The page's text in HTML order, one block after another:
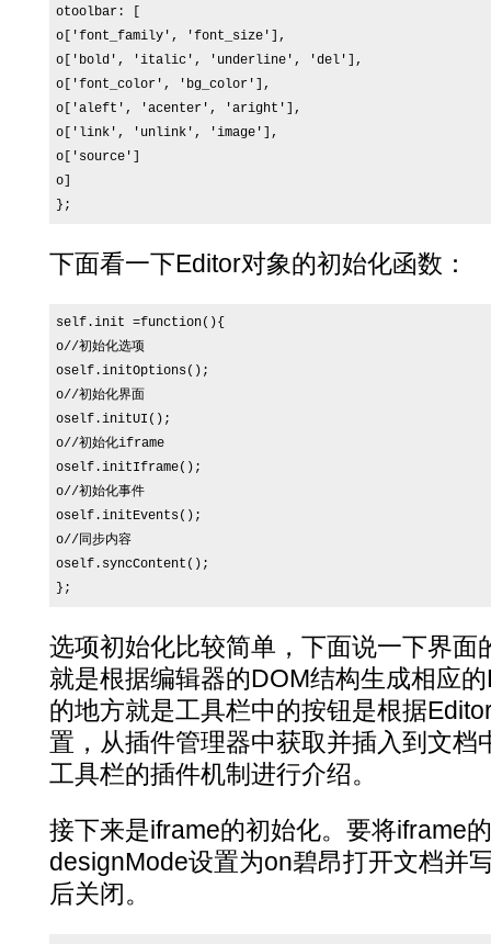
otoolbar: [
o['font_family', 'font_size'],
o['bold', 'italic', 'underline', 'del'],
o['font_color', 'bg_color'],
o['aleft', 'acenter', 'aright'],
o['link', 'unlink', 'image'],
o['source']
o]
};
下面看一下Editor对象的初始化函数：
self.init =function(){
o//初始化选项
oself.initOptions();
o//初始化界面
oself.initUI();
o//初始化iframe
oself.initIframe();
o//初始化事件
oself.initEvents();
o//同步内容
oself.syncContent();
};
选项初始化比较简单，下面说一下界面
就是根据编辑器的DOM结构生成相应
的地方就是工具栏中的按钮是根据
置，从插件管理器中获取并插入到文档
工具栏的插件机制进行介绍。
接下来是iframe的初始化。要将iframe
designMode设置为on碧昂打开文档并
后关闭。